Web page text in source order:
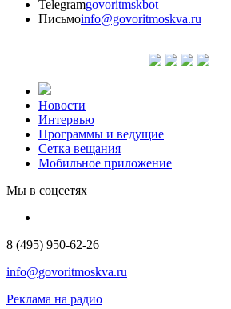
Telegramgovoritmskbot
Письмоinfo@govoritmoskva.ru
Новости
Интервью
Программы и ведущие
Сетка вещания
Мобильное приложение
Мы в соцсетях
8 (495) 950-62-26
info@govoritmoskva.ru
Реклама на радио